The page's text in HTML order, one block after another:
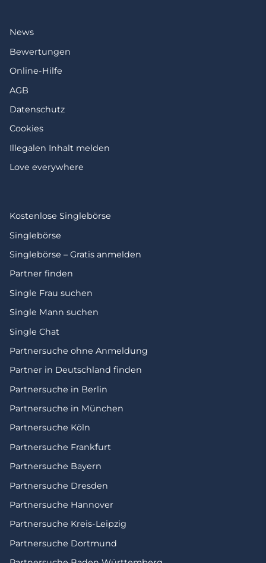
News
Bewertungen
Online-Hilfe
AGB
Datenschutz
Cookies
Illegalen Inhalt melden
Love everywhere
Kostenlose Singlebörse
Singlebörse
Singlebörse – Gratis anmelden
Partner finden
Single Frau suchen
Single Mann suchen
Single Chat
Partnersuche ohne Anmeldung
Partner in Deutschland finden
Partnersuche in Berlin
Partnersuche in München
Partnersuche Köln
Partnersuche Frankfurt
Partnersuche Bayern
Partnersuche Dresden
Partnersuche Hannover
Partnersuche Kreis-Leipzig
Partnersuche Dortmund